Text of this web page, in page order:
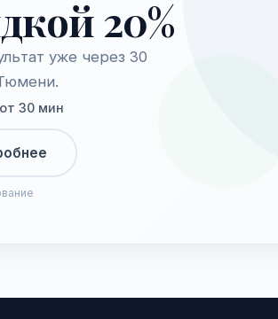
20%
уже через 30
30 мин